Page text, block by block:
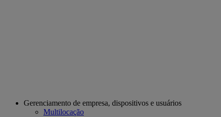
Gerenciamento de empresa, dispositivos e usuários
Multilocação